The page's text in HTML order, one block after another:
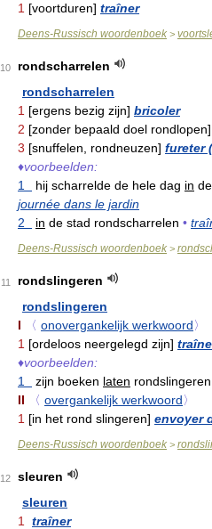
1 [voortduren] traîner
Deens-Russisch woordenboek >
10
rondscharrelen
rondscharrelen
1 [ergens bezig zijn] bricoler
2 [zonder bepaald doel rondlopen]
3 [snuffelen, rondneuzen] fureter
♦voorbeelden:
1
hij scharrelde de hele dag in
journée dans le jardin
2
in de stad rondscharrelen •
Deens-Russisch woordenboek >
11
rondslingeren
rondslingeren
I
〈 onovergankelijk werkwoord〉
1 [ordeloos neergelegd zijn]
♦voorbeelden:
1
zijn boeken laten rondslingeren
II
〈 overgankelijk werkwoord〉
1 [in het rond slingeren] envoyer
Deens-Russisch woordenboek >
12
sleuren
sleuren
1
traîner